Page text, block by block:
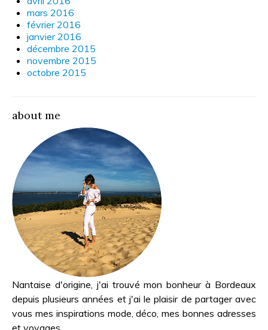
mars 2016
février 2016
janvier 2016
décembre 2015
novembre 2015
octobre 2015
about me
Nantaise d'origine, j'ai trouvé mon bonheur à Bordeaux
depuis plusieurs années et j'ai le plaisir de partager avec
vous mes inspirations mode, déco, mes bonnes adresses
et voyages...